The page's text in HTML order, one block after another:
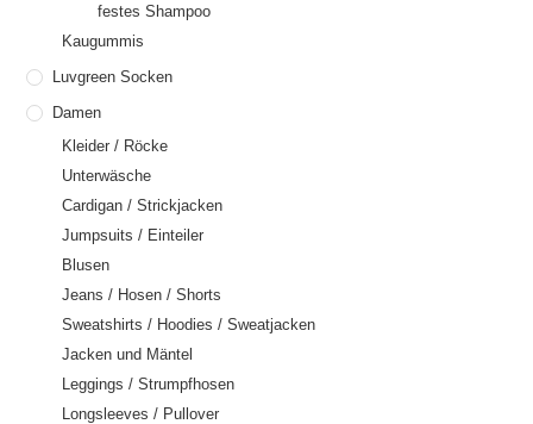
festes Shampoo
Kaugummis
Luvgreen Socken
Damen
Kleider / Röcke
Unterwäsche
Cardigan / Strickjacken
Jumpsuits / Einteiler
Blusen
Jeans / Hosen / Shorts
Sweatshirts / Hoodies / Sweatjacken
Jacken und Mäntel
Leggings / Strumpfhosen
Longsleeves / Pullover